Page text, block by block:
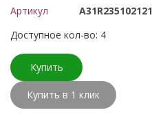
Артикул
А31R235102121
Доступное кол-во: 4
Купить
Купить в 1 клик